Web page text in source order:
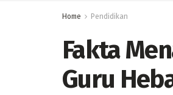
Home Pendidikan
Fakta
Guru